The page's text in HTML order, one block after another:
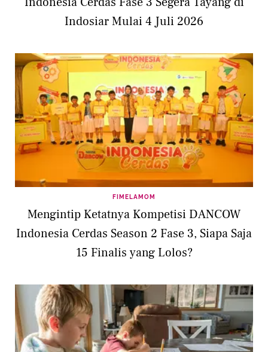
Indosiar Mulai 4 Juli 2026
FIMELAMOM
Mengintip Ketatnya Kompetisi DANCOW
Indonesia Cerdas Season 2 Fase 3, Siapa Saja
15 Finalis yang Lolos?